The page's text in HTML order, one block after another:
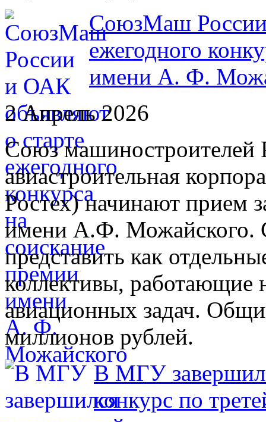
СоюзМаш России
ежегодного
имени А. Ф.
2 Апрель 2026
Союз машиностроителей
авиастроительная
Ростех) начинают прием
имени А.Ф. Можайского.
представить как
коллективы, работающие
авиационных задач.
миллионов рублей.
В МГУ
конкурс по